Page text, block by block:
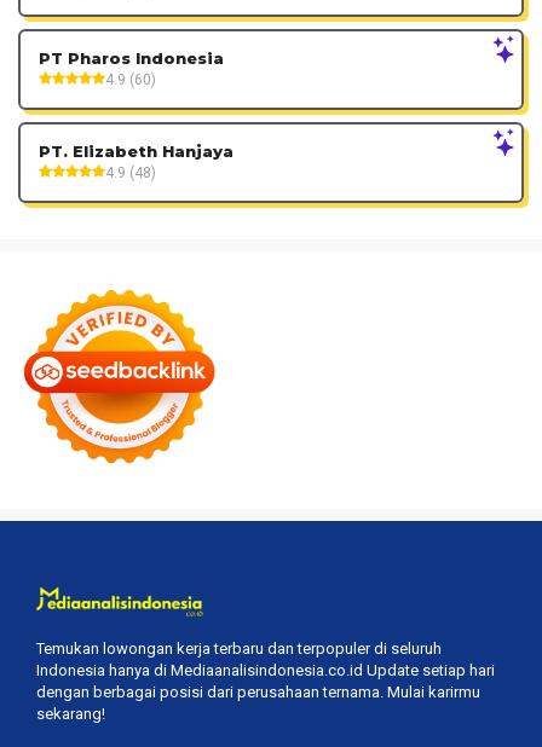
PT Pharos Indonesia
4.9 (60)
PT. Elizabeth Hanjaya
4.9 (48)
Temukan lowongan kerja terbaru dan terpopuler di seluruh
Indonesia hanya di Mediaanalisindonesia.co.id Update setiap hari
dengan berbagai posisi dari perusahaan ternama. Mulai karirmu
sekarang!